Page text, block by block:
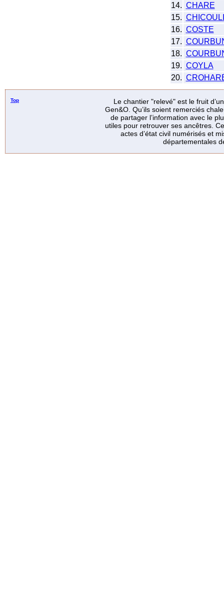
14. CHARE
15.
16. COSTE
17.
18.
19. COYLA
20.
Top
Le chantier "relevé" est le fruit
Gen&O. Qu’ils soient remerciés
de partager l’information avec le
utiles pour retrouver ses ancêtres.
actes d’état civil numérisés et
départementales